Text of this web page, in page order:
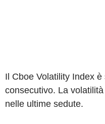
Il Cboe Volatility Index
consecutivo. La
nelle ultime sedute.